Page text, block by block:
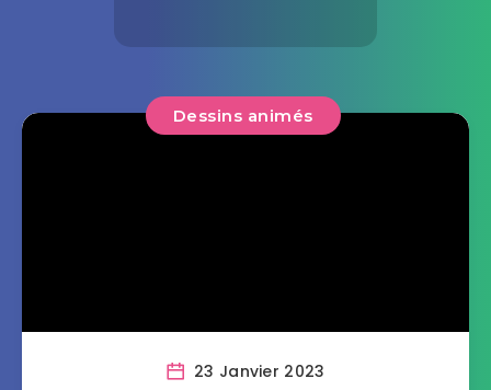
Dessins animés
23 Janvier 2023